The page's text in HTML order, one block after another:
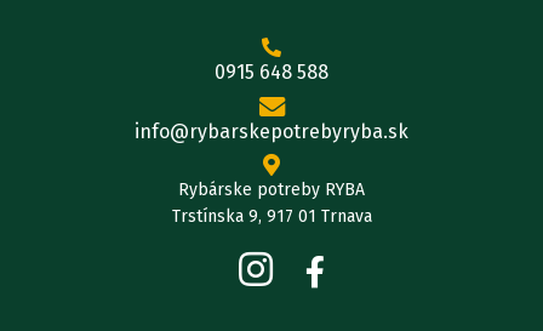
0915 648 588
info@rybarskepotrebyryba.sk
Rybárske potreby RYBA
Trstínska 9, 917 01 Trnava